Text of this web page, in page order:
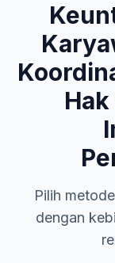
Pilih
dengan